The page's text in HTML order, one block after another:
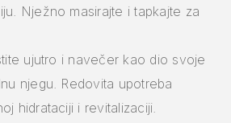
Nježno masirajte i tapkajte za
ujutro i navečer kao dio svoje
njegu. Redovita upotreba
hidrataciji i revitalizaciji.